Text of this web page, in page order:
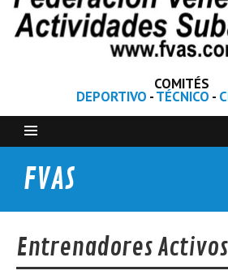
COMITÉS
DEPORTIVO -TÉCNICO -
FVAS
Entrenadores Activos